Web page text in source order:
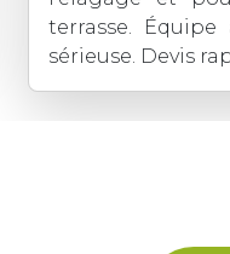
terrasse.
sérieuse. Devis